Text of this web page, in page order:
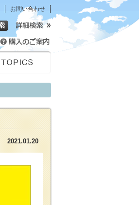
お問い合わせ
2021.01.20